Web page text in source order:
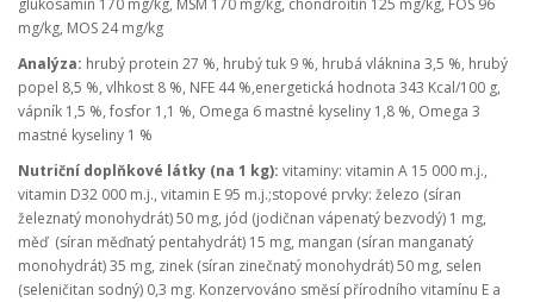
glukosamin 170 mg/kg, MSM 170 mg/kg, chondroitin 125 mg/kg, FOS 96
mg/kg, MOS 24 mg/kg
Analýza: hrubý protein 27 %, hrubý tuk 9 %, hrubá vláknina 3,5 %, hrubý
popel 8,5 %, vlhkost 8 %, NFE 44 %,energetická hodnota 343 Kcal/100 g,
vápník 1,5 %, fosfor 1,1 %, Omega 6 mastné kyseliny 1,8 %, Omega 3
mastné kyseliny 1 %
Nutriční doplňkové látky (na 1 kg): vitaminy: vitamin A 15 000 m.j.,
vitamin D32 000 m.j., vitamin E 95 m.j.;stopové prvky: železo (síran
železnatý monohydrát) 50 mg, jód (jodičnan vápenatý bezvodý) 1 mg,
měď (síran měďnatý pentahydrát) 15 mg, mangan (síran manganatý
monohydrát) 35 mg, zinek (síran zinečnatý monohydrát) 50 mg, selen
(seleničitan sodný) 0,3 mg. Konzervováno směsí přírodního vitamínu E a